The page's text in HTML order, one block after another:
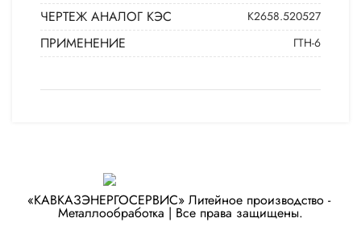
ЧЕРТЕЖ АНАЛОГ КЭС К2658.520527
ПРИМЕНЕНИЕ ГТН-6
«КАВКАЗЭНЕРГОСЕРВИС» ​Литейное производство - ​
Металлообработка | Все права защищены.